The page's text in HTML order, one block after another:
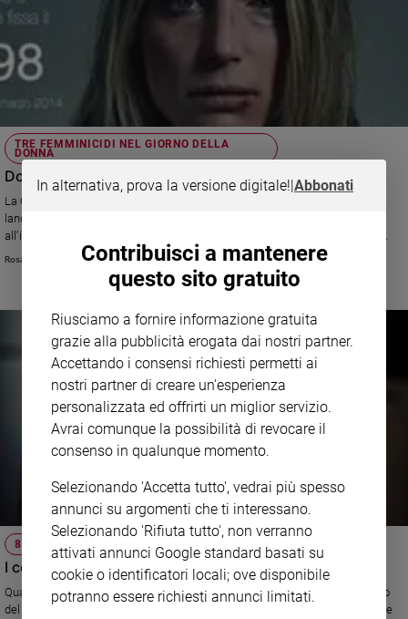
settimana
Migranti
Diversità
inclusione
Costume
Cultura
spettacoli
Sanremo
Musica
Famiglia
Genitori
e
figli
Nonni
Coppia
Scuola
TRE FEMMINICIDI NEL GIORNO DELLA
DONNA
Doppia Difesa: «Devi solo dire basta»
La Onlus nata per iniziativa di Michelle Hunziker e Giulia Bongiorno ha
lanciato una campagna di solidarietà per contribuire (fino al 9 marzo)
all’impegno dell’associazione, che garantisce la tutela legale alle donne
vittime di abusi o di violenze. Il numero solidale è 45598.
Rosanna Biffi
8 MARZO
I costi sociali della violenza
Quattordici miliardi di euro. Questo, secondo lo studio di Intervita (il primo
del genere), il “prezzo” pagato dalla società per le violenze e i soprusi sulle
In alternativa, prova la versione digitale!|Abbonati
Contribuisci a mantenere
questo sito gratuito
Riusciamo a fornire informazione gratuita
grazie alla pubblicità erogata dai nostri partner.
Accettando i consensi richiesti permetti ai
nostri partner di creare un'esperienza
personalizzata ed offrirti un miglior servizio.
Avrai comunque la possibilità di revocare il
consenso in qualunque momento.
Selezionando 'Accetta tutto', vedrai più spesso
annunci su argomenti che ti interessano.
Selezionando 'Rifiuta tutto', non verranno
attivati annunci Google standard basati su
cookie o identificatori locali; ove disponibile
potranno essere richiesti annunci limitati.